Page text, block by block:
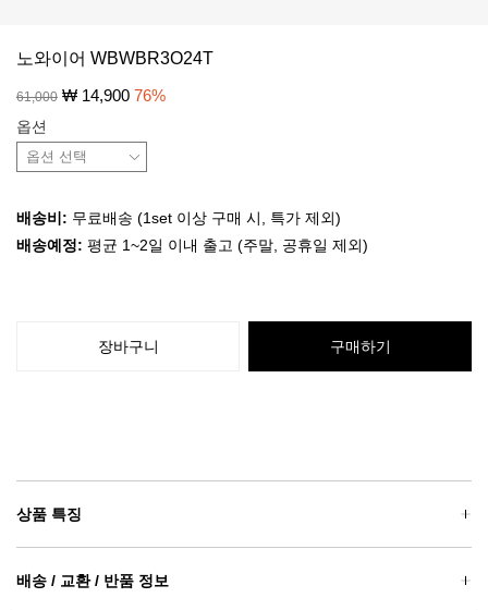
노와이어 WBWBR3O24T
61,000 ₩ 14,900 76%
옵션
배송비: 무료배송 (1set 이상 구매 시, 특가 제외)
배송예정: 평균 1~2일 이내 출고 (주말, 공휴일 제외)
장바구니 구매하기
상품 특징
배송 / 교환 / 반품 정보